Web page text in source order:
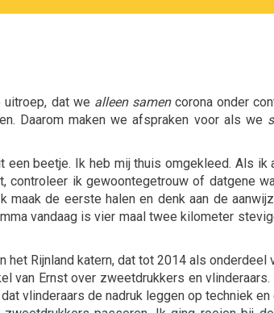
uitroep, dat we alleen samencorona onder
Daarom maken we afspraken voor als we
een beetje. Ik heb mij thuis omgekleed. Als ik
controleer ik gewoontegetrouw of datgene
de eerste halen en denk aan de
vandaag is vier maal twee kilometer
het Rijnland katern, dat tot 2014 als onderdeel
van Ernst over zweetdrukkers en
vlinderaars de nadruk leggen op techniek